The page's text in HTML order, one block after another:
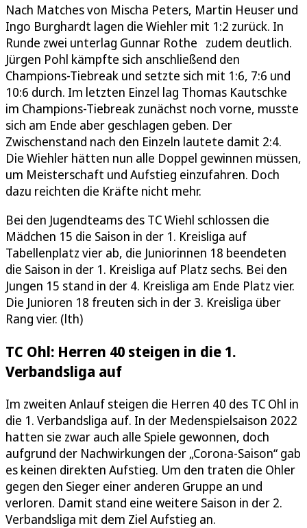
Nach Matches von Mischa Peters, Martin Heuser und
Ingo Burghardt lagen die Wiehler mit 1:2 zurück. In
Runde zwei unterlag Gunnar Rothe zudem deutlich.
Jürgen Pohl kämpfte sich anschließend den
Champions-Tiebreak und setzte sich mit 1:6, 7:6 und
10:6 durch. Im letzten Einzel lag Thomas Kautschke
im Champions-Tiebreak zunächst noch vorne, musste
sich am Ende aber geschlagen geben. Der
Zwischenstand nach den Einzeln lautete damit 2:4.
Die Wiehler hätten nun alle Doppel gewinnen müssen,
um Meisterschaft und Aufstieg einzufahren. Doch
dazu reichten die Kräfte nicht mehr.
Bei den Jugendteams des TC Wiehl schlossen die
Mädchen 15 die Saison in der 1. Kreisliga auf
Tabellenplatz vier ab, die Juniorinnen 18 beendeten
die Saison in der 1. Kreisliga auf Platz sechs. Bei den
Jungen 15 stand in der 4. Kreisliga am Ende Platz vier.
Die Junioren 18 freuten sich in der 3. Kreisliga über
Rang vier. (lth)
TC Ohl: Herren 40 steigen in die 1.
Verbandsliga auf
Im zweiten Anlauf steigen die Herren 40 des TC Ohl in
die 1. Verbandsliga auf. In der Medenspielsaison 2022
hatten sie zwar auch alle Spiele gewonnen, doch
aufgrund der Nachwirkungen der „Corona-Saison“ gab
es keinen direkten Aufstieg. Um den traten die Ohler
gegen den Sieger einer anderen Gruppe an und
verloren. Damit stand eine weitere Saison in der 2.
Verbandsliga mit dem Ziel Aufstieg an.